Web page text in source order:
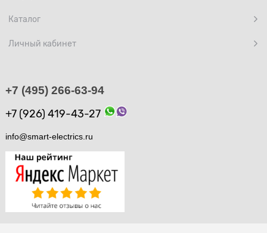
Каталог
Личный кабинет
+7 (495) 266-63-94
+7 (926) 419-43-27
info@smart-electrics.ru